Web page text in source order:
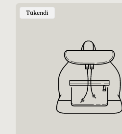
Ürün
Etiketi:
Tükendi